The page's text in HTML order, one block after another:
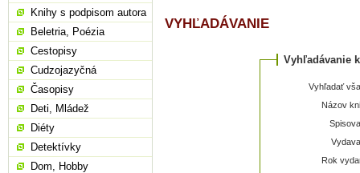
VYHĽADÁVANIE
Vyhľadávanie
Vyhľadať
Názov
Rok
Knihy s podpisom autora
Beletria, Poézia
Cestopisy
Cudzojazyčná
Časopisy
Deti, Mládež
Diéty
Detektívky
Dom, Hobby